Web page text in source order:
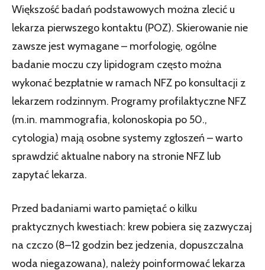
Większość badań podstawowych można zlecić u
lekarza pierwszego kontaktu (POZ). Skierowanie nie
zawsze jest wymagane – morfologię, ogólne
badanie moczu czy lipidogram często można
wykonać bezpłatnie w ramach NFZ po konsultacji z
lekarzem rodzinnym. Programy profilaktyczne NFZ
(m.in. mammografia, kolonoskopia po 50.,
cytologia) mają osobne systemy zgłoszeń – warto
sprawdzić aktualne nabory na stronie NFZ lub
zapytać lekarza.
Przed badaniami warto pamiętać o kilku
praktycznych kwestiach: krew pobiera się zazwyczaj
na czczo (8–12 godzin bez jedzenia, dopuszczalna
woda niegazowana), należy poinformować lekarza